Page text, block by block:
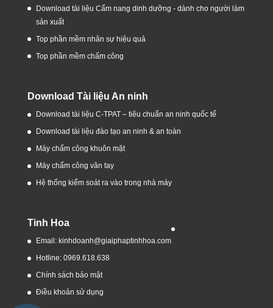
Download tài liệu Cẩm nang dinh dưỡng - dành cho người làm
sản xuất
Top phần mềm nhân sự hiệu quả
Top phần mềm chấm công
Download Tài liệu An ninh
Download tài liệu C-TPAT – tiêu chuẩn an ninh quốc tế
Download tài liệu đào tạo an ninh & an toàn
Máy chấm công khuôn mặt
Máy chấm công vân tay
Hệ thống kiểm soát ra vào trong nhà máy
Tinh Hoa
Email: kinhdoanh@giaiphaptinhhoa.com
Hotline: 0969.618.638
Chính sách bảo mật
Điều khoản sử dụng